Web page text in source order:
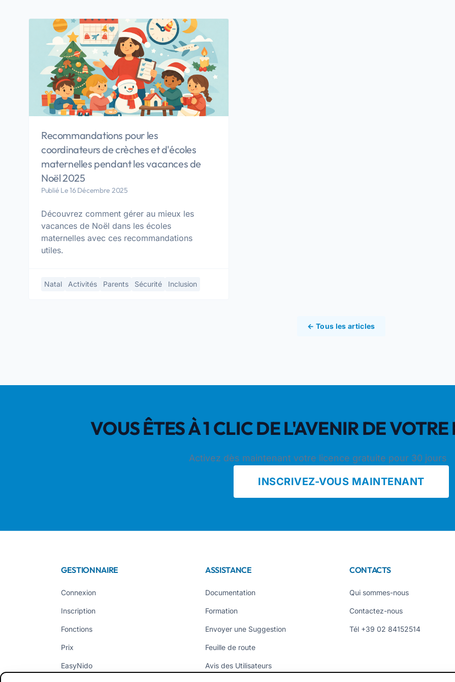
Recommandations pour les
coordinateurs de crèches et d'écoles
maternelles pendant les vacances de
Noël 2025
Publié Le 16 Décembre 2025
Découvrez comment gérer au mieux les
vacances de Noël dans les écoles
maternelles avec ces recommandations
utiles.
Natal Activités Parents Sécurité Inclusion
← Tous les articles
VOUS ÊTES À 1 CLIC DE L'AVENIR DE
Activez dès maintenant votre licence gratuite pour 30 jours
INSCRIVEZ-VOUS MAINTENANT
GESTIONNAIRE
Connexion
Inscription
Fonctions
Prix
EasyNido
ASSISTANCE
Documentation
Formation
Envoyer une Suggestion
Feuille de route
Avis des Utilisateurs
CONTACTS
Qui sommes-nous
Contactez-nous
Tél +39 02 84152514